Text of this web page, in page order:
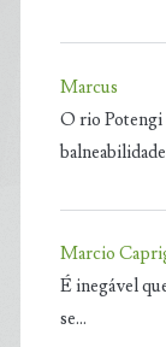
Marcus
O rio Potengi
Marcio
É inegável
se…